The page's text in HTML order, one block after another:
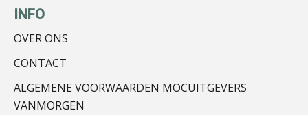
INFO
OVER ONS
CONTACT
ALGEMENE VOORWAARDEN MOCUITGEVERS
VANMORGEN